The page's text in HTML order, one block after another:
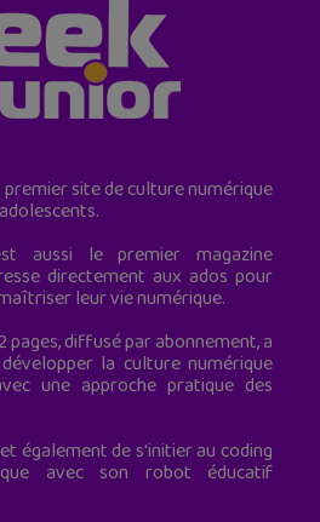
site de culture numérique
aussi le premier magazine
directement aux ados pour
leur vie numérique.
pages, diffusé par abonnement, a
la culture numérique
une approche pratique des
également de s'initier au coding
avec son robot éducatif